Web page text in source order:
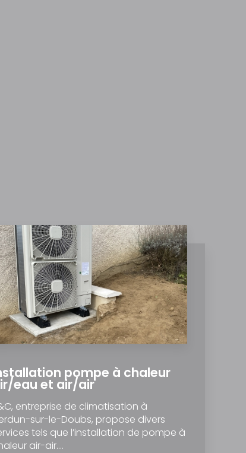
pompe à chaleur
eau et air/air
entreprise de climatisation à
sur-le-Doubs, propose divers
tels que l’installation de pompe à
air-air....